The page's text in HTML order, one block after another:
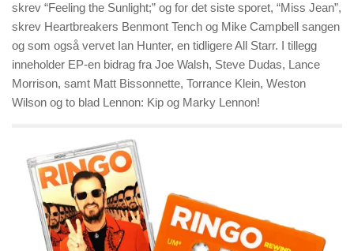
skrev “Feeling the Sunlight;” og for det siste sporet, “Miss Jean”,
skrev Heartbreakers Benmont Tench og Mike Campbell sangen
og som også vervet Ian Hunter, en tidligere All Starr. I tillegg
inneholder EP-en bidrag fra Joe Walsh, Steve Dudas, Lance
Morrison, samt Matt Bissonnette, Torrance Klein, Weston
Wilson og to blad Lennon: Kip og Marky Lennon!